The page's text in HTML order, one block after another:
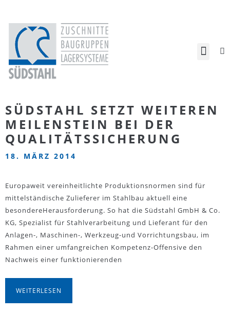
SÜDSTAHL SETZT WEITEREN
MEILENSTEIN BEI DER
QUALITÄTSSICHERUNG
18. MÄRZ 2014
Europaweit vereinheitlichte Produktionsnormen sind für
mittelständische Zulieferer im Stahlbau aktuell eine
besondereHerausforderung. So hat die Südstahl GmbH & Co.
KG, Spezialist für Stahlverarbeitung und Lieferant für den
Anlagen-, Maschinen-, Werkzeug-und Vorrichtungsbau, im
Rahmen einer umfangreichen Kompetenz-Offensive den
Nachweis einer funktionierenden
WEITERLESEN